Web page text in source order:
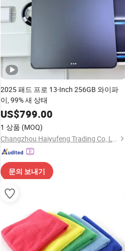
2025 패드 프로 13-Inch 256GB 와이파
이, 99% 새 상태
US$799.00
1 상품 (MOQ)
Changzhou Haiyufeng Trading Co, Ltd.
문의 보내기